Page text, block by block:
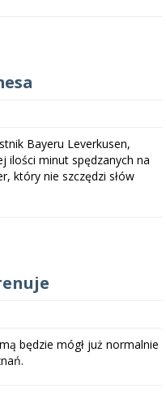
Bayeru Leverkusen,
ilości minut spędzanych na
który nie szczędzi słów
będzie mógł już normalnie